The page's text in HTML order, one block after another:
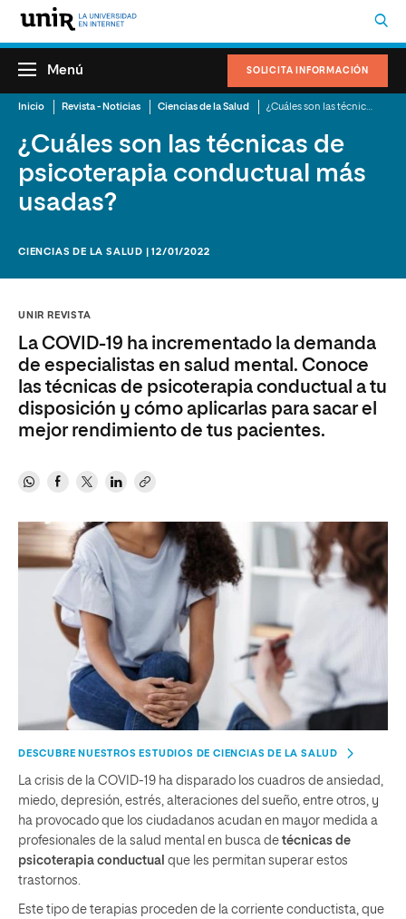
SOLICITA INFORMACIÓN
Menú
Inicio Revista - Noticias Ciencias de la Salud
¿Cuáles son las técnicas de
psicoterapia conductual más
usadas?
CIENCIAS DE LA SALUD | 12/01/2022
UNIR REVISTA
La COVID-19 ha incrementado la demanda
de especialistas en salud mental. Conoce
las técnicas de psicoterapia conductual a tu
disposición y cómo aplicarlas para sacar el
mejor rendimiento de tus pacientes.
DESCUBRE NUESTROS ESTUDIOS DE CIENCIAS DE LA SALUD
La crisis de la COVID-19 ha disparado los cuadros de ansiedad,
miedo, depresión, estrés, alteraciones del sueño, entre otros, y
ha provocado que los ciudadanos acudan en mayor medida a
profesionales de la salud mental en busca de técnicas de
psicoterapia conductual que les permitan superar estos
trastornos.
Este tipo de terapias proceden de la corriente conductista, que